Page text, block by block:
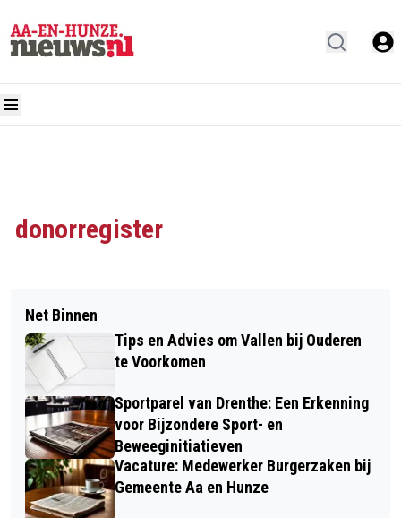
donorregister
Net Binnen
Tips en Advies om Vallen bij Ouderen
te Voorkomen
Sportparel van Drenthe: Een Erkenning
voor Bijzondere Sport- en
Beweeginitiatieven
Vacature: Medewerker Burgerzaken bij
Gemeente Aa en Hunze